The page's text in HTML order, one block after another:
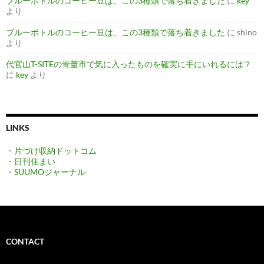
より
ブルーボトルのコーヒー豆は、この3種類で落ち着きました に shino
より
代官山T-SITEの骨董市で気に入ったものを確実に手にいれるには？
に key より
LINKS
・ 片づけ収納ドットコム
・ 日刊住まい
・ SUUMOジャーナル
CONTACT